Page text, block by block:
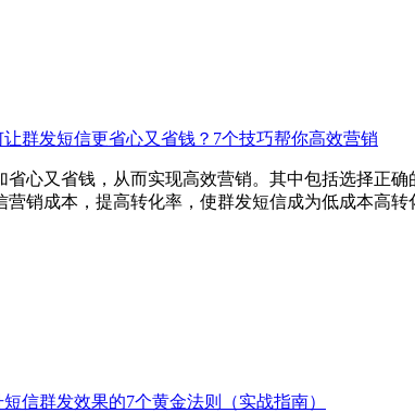
让群发短信更省心又省钱？7个技巧帮你高效营销
心又省钱，从而实现高效营销。其中包括选择正
销成本，提高转化率，使群发短信成为低成本高转
信群发效果的7个黄金法则（实战指南）